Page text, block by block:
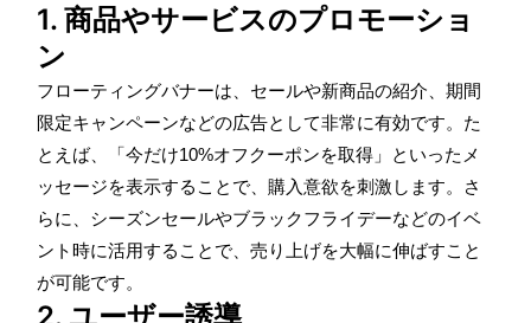
1. 商品やサービスのプロモーショ
ン
フローティングバナーは、セールや新商品の紹介、期間
限定キャンペーンなどの広告として非常に有効です。た
とえば、「今だけ10%オフクーポンを取得」といったメ
ッセージを表示することで、購入意欲を刺激します。さ
らに、シーズンセールやブラックフライデーなどのイベ
ント時に活用することで、売り上げを大幅に伸ばすこと
が可能です。
2. ユーザー誘導